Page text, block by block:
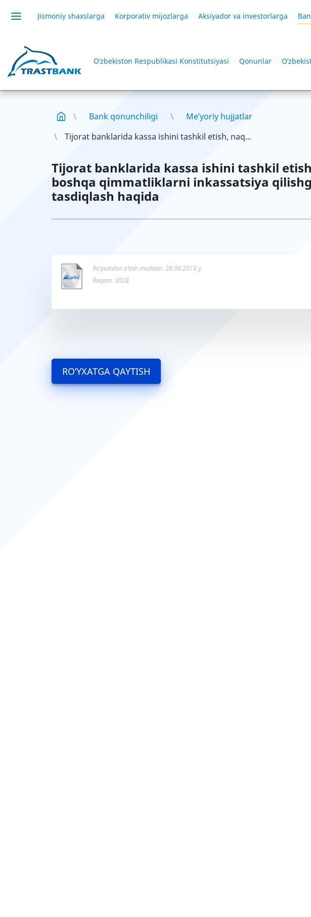
Jismoniy shaxslarga Korporativ mijozlarga Aksiyador va investorlarga
O’zbekiston Respublikasi Konstitutsiyasi Qonunlar
Bank qonunchiligi
Me’yoriy hujjatlar
Tijorat banklarida kassa ishini tashkil etish, naq...
Tijorat banklarida kassa ishini tashkil
boshqa qimmatliklarni inkassatsiya
tasdiqlash haqida
Ro’yxatdan o’tish muddati: 29.06.2018 y.
Raqam: 3028
RO’YXATGA QAYTISH